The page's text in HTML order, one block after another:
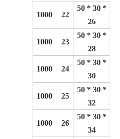
1000 22
50 * 30 *
26
1000 23
50 * 30 *
28
1000 24
50 * 30 *
30
1000 25
50 * 30 *
32
1000 26
50 * 30 *
34